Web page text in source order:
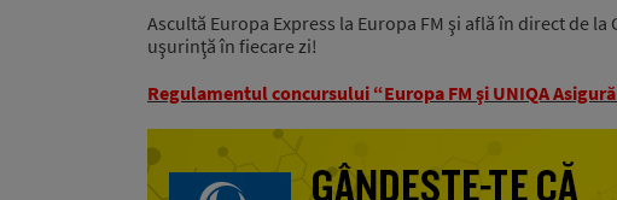
Ascultă Europa Express la Europa FM şi află în direct de
uşurinţă în fiecare zi!
Regulamentul concursului “Europa FM şi UNIQA